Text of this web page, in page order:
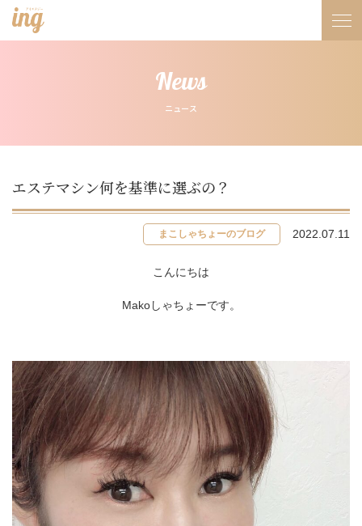
News
ニュース
エステマシン何を基準に選ぶの？
まこしゃちょーのブログ 2022.07.11
こんにちは
Makoしゃちょーです。